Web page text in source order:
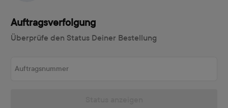
Auftragsverfolgung
Überprüfe den Status Deiner Bestellung